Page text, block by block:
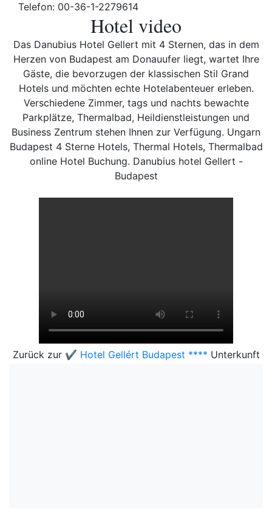
Telefon: 00-36-1-2279614
Hotel video
Das Danubius Hotel Gellert mit 4 Sternen, das in dem
Herzen von Budapest am Donauufer liegt, wartet Ihre
Gäste, die bevorzugen der klassischen Stil Grand
Hotels und möchten echte Hotelabenteuer erleben.
Verschiedene Zimmer, tags und nachts bewachte
Parkplätze, Thermalbad, Heildienstleistungen und
Business Zentrum stehen Ihnen zur Verfügung. Ungarn
Budapest 4 Sterne Hotels, Thermal Hotels, Thermalbad
online Hotel Buchung. Danubius hotel Gellert -
Budapest
Zurück zur ✔️ Hotel Gellért Budapest **** Unterkunft